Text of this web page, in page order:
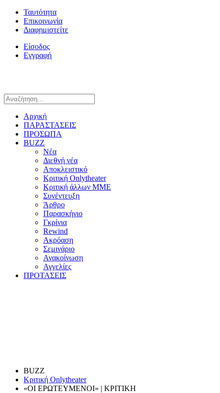
Ταυτότητα
Επικοινωνία
Διαφημιστείτε
Είσοδος
Εγγραφή
Αρχική
ΠΑΡΑΣΤΑΣΕΙΣ
ΠΡΟΣΩΠΑ
BUZZ
Νέα
Διεθνή νέα
Αποκλειστικό
Κριτική Onlytheater
Κριτική άλλων ΜΜΕ
Συνέντευξη
Άρθρο
Παρασκήνιο
Γκρίνια
Rewind
Ακρόαση
Σεμινάριο
Ανακοίνωση
Αγγελίες
ΠΡΟΤΑΣΕΙΣ
BUZZ
Κριτική Onlytheater
«ΟΙ ΕΡΩΤΕΥΜΕΝΟΙ» | ΚΡΙΤΙΚΗ